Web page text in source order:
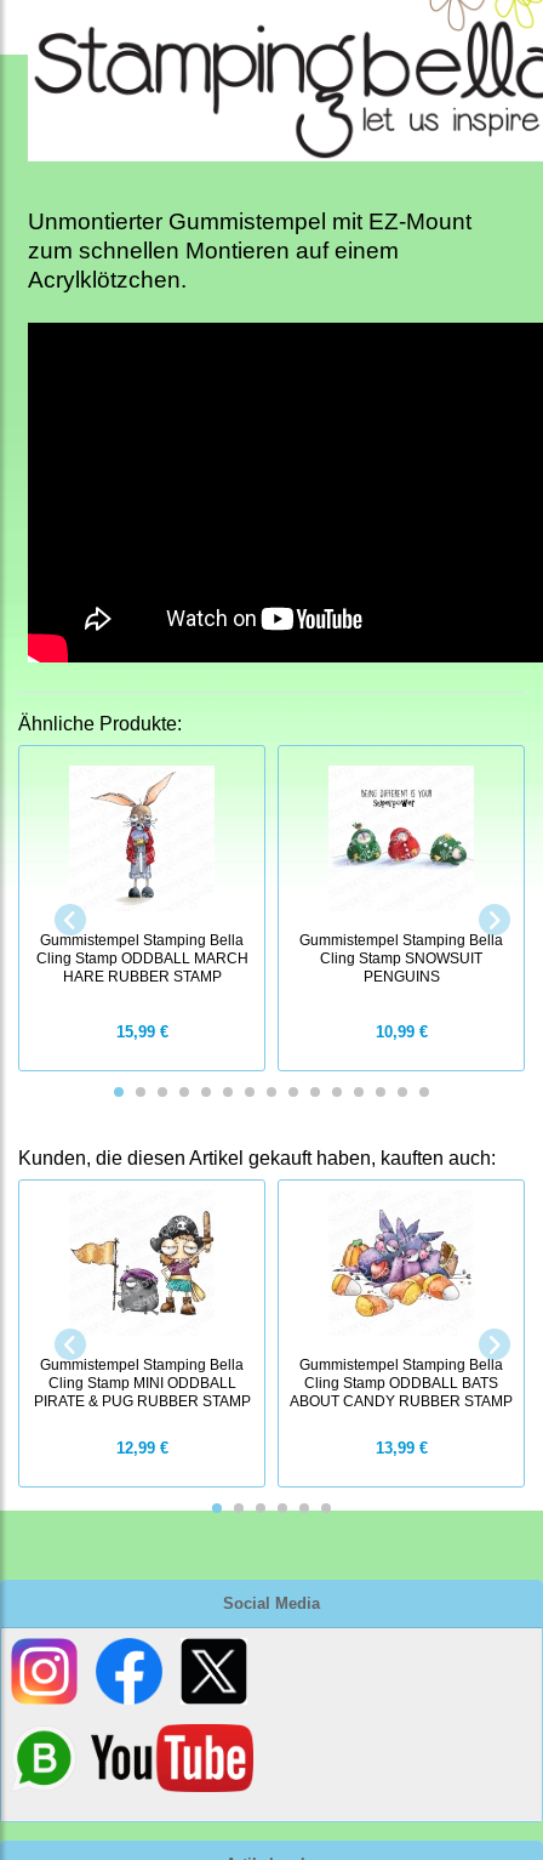
Social Media
Unmontierter Gummistempel mit EZ-Mount
zum schnellen Montieren auf einem
Acrylklötzchen.
Ähnliche Produkte:
Gummistempel Stamping Bella
Cling Stamp ODDBALL MARCH
HARE RUBBER STAMP
15,99 €
Gummistempel Stamping Bella
Cling Stamp SNOWSUIT
PENGUINS
10,99 €
Kunden, die diesen Artikel gekauft haben, kauften auch:
Gummistempel Stamping Bella
Cling Stamp MINI ODDBALL
PIRATE & PUG RUBBER STAMP
12,99 €
Gummistempel Stamping Bella
Cling Stamp ODDBALL BATS
ABOUT CANDY RUBBER STAMP
13,99 €